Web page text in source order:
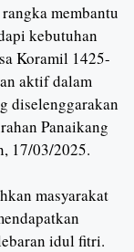
membantu
kebutuhan
Koramil 1425-
aktif dalam
diselenggarakan
Panaikang
17/03/2025.
masyarakat
idul fitri.